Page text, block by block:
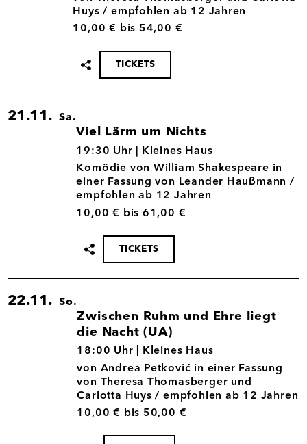
Huys / empfohlen ab 12 Jahren
10,00 € bis 54,00 €
Termin
teilen
TICKETS
21.11. Sa.
Viel Lärm um Nichts
21.11.
19:30 Uhr |
Kleines Haus
Komödie von William Shakespeare in
einer Fassung von Leander Haußmann /
empfohlen ab 12 Jahren
10,00 € bis 61,00 €
Termin
teilen
TICKETS
22.11. So.
Zwischen Ruhm und Ehre liegt
die Nacht (UA)
22.11.
18:00 Uhr |
Kleines Haus
von Andrea Petković in einer Fassung
von Theresa Thomasberger und
Carlotta Huys / empfohlen ab 12 Jahren
10,00 € bis 50,00 €